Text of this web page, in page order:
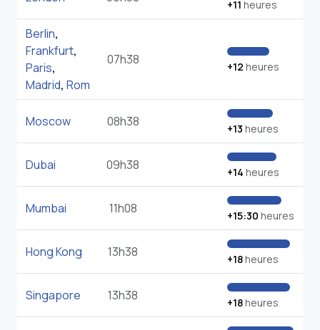
+11 heures
Berlin,
Frankfurt,
Paris,
Madrid, Rom
07h38 +12 heures
Moscow 08h38 +13 heures
Dubai 09h38 +14 heures
Mumbai 11h08 +15:30 heures
Hong Kong 13h38 +18heures
Singapore 13h38 +18heures